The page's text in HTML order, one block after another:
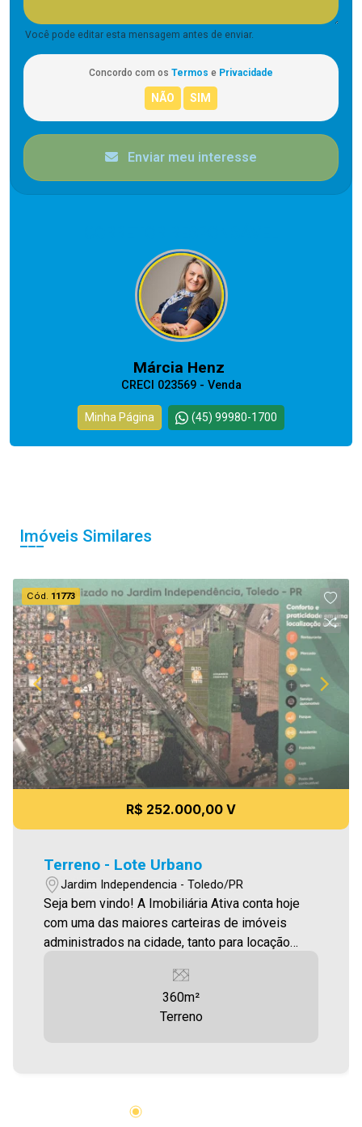
Você pode editar esta mensagem antes de enviar.
Concordo com os Termos e Privacidade
Enviar meu interesse
Márcia Henz
CRECI 023569 - Venda
Minha Página (45) 99980-1700
Imóveis Similares
Cód. 11773
R$ 252.000,00 V
Terreno - Lote Urbano
Jardim Independencia - Toledo/PR
Seja bem vindo! A Imobiliária Ativa conta hoje
com uma das maiores carteiras de imóveis
administrados na cidade, tanto para locação
Independência , com 360,00m² Aproveite essa
360m²
Terreno